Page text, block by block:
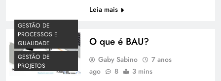
Leia mais
GESTÃO DE
PROCESSOS E
QUALIDADE
GESTÃO DE
PROJETOS
O que é BAU?
Gaby Sabino
7 anos
ago
8 3 mins